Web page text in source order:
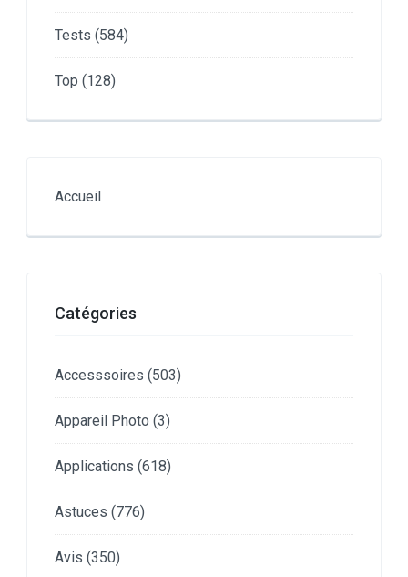
Tests (584)
Top (128)
Accueil
Catégories
Accesssoires (503)
Appareil Photo (3)
Applications (618)
Astuces (776)
Avis (350)